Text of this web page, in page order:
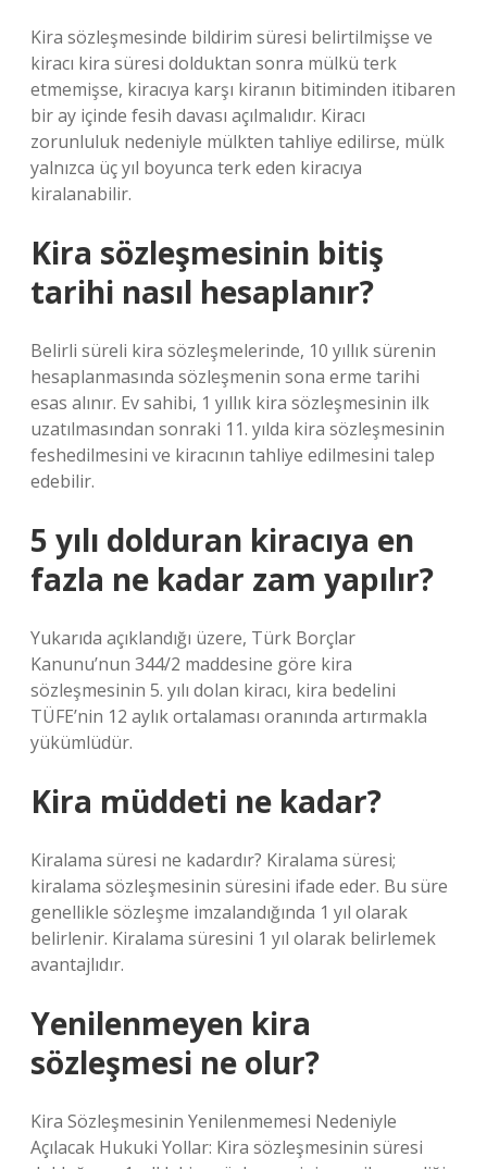
Kira sözleşmesinde bildirim süresi belirtilmişse ve
kiracı kira süresi dolduktan sonra mülkü terk
etmemişse, kiracıya karşı kiranın bitiminden itibaren
bir ay içinde fesih davası açılmalıdır. Kiracı
zorunluluk nedeniyle mülkten tahliye edilirse, mülk
yalnızca üç yıl boyunca terk eden kiracıya
kiralanabilir.
Kira sözleşmesinin bitiş
tarihi nasıl hesaplanır?
Belirli süreli kira sözleşmelerinde, 10 yıllık sürenin
hesaplanmasında sözleşmenin sona erme tarihi
esas alınır. Ev sahibi, 1 yıllık kira sözleşmesinin ilk
uzatılmasından sonraki 11. yılda kira sözleşmesinin
feshedilmesini ve kiracının tahliye edilmesini talep
edebilir.
5 yılı dolduran kiracıya en
fazla ne kadar zam yapılır?
Yukarıda açıklandığı üzere, Türk Borçlar
Kanunu’nun 344/2 maddesine göre kira
sözleşmesinin 5. yılı dolan kiracı, kira bedelini
TÜFE’nin 12 aylık ortalaması oranında artırmakla
yükümlüdür.
Kira müddeti ne kadar?
Kiralama süresi ne kadardır? Kiralama süresi;
kiralama sözleşmesinin süresini ifade eder. Bu süre
genellikle sözleşme imzalandığında 1 yıl olarak
belirlenir. Kiralama süresini 1 yıl olarak belirlemek
avantajlıdır.
Yenilenmeyen kira
sözleşmesi ne olur?
Kira Sözleşmesinin Yenilenmemesi Nedeniyle
Açılacak Hukuki Yollar: Kira sözleşmesinin süresi